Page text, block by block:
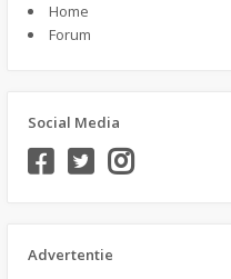
Home
Forum
Social Media
Advertentie